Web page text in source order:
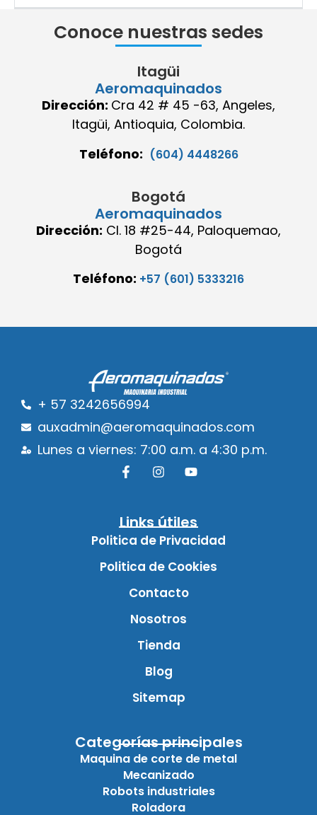
Conoce nuestras sedes
Itagüi
Aeromaquinados
Dirección: Cra 42 # 45 -63, Angeles,
Itagüi, Antioquia, Colombia.
Teléfono: (604) 4448266
Bogotá
Aeromaquinados
Dirección: Cl. 18 #25-44, Paloquemao,
Bogotá
Teléfono: +57 (601) 5333216
+ 57 3242656994
auxadmin@aeromaquinados.com
Lunes a viernes: 7:00 a.m. a 4:30 p.m.
Links útiles
Politica de Privacidad
Politica de Cookies
Contacto
Nosotros
Tienda
Blog
Sitemap
Categorías principales
Maquina de corte de metal
Mecanizado
Robots industriales
Roladora